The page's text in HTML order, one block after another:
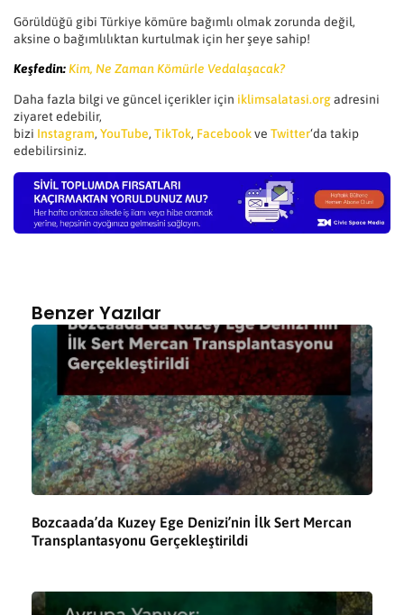
Görüldüğü gibi Türkiye kömüre bağımlı olmak zorunda değil,
aksine o bağımlılıktan kurtulmak için her şeye sahip!
Keşfedin: Kim, Ne Zaman Kömürle Vedalaşacak?
Daha fazla bilgi ve güncel içerikler için iklimsalatasi.orgadresini
ziyaret edebilir,
bizi Instagram, YouTube, TikTok, Facebookve Twitter‘da takip
edebilirsiniz.
Benzer Yazılar
Bozcaada’da Kuzey Ege Denizi’nin İlk Sert Mercan
Transplantasyonu Gerçekleştirildi